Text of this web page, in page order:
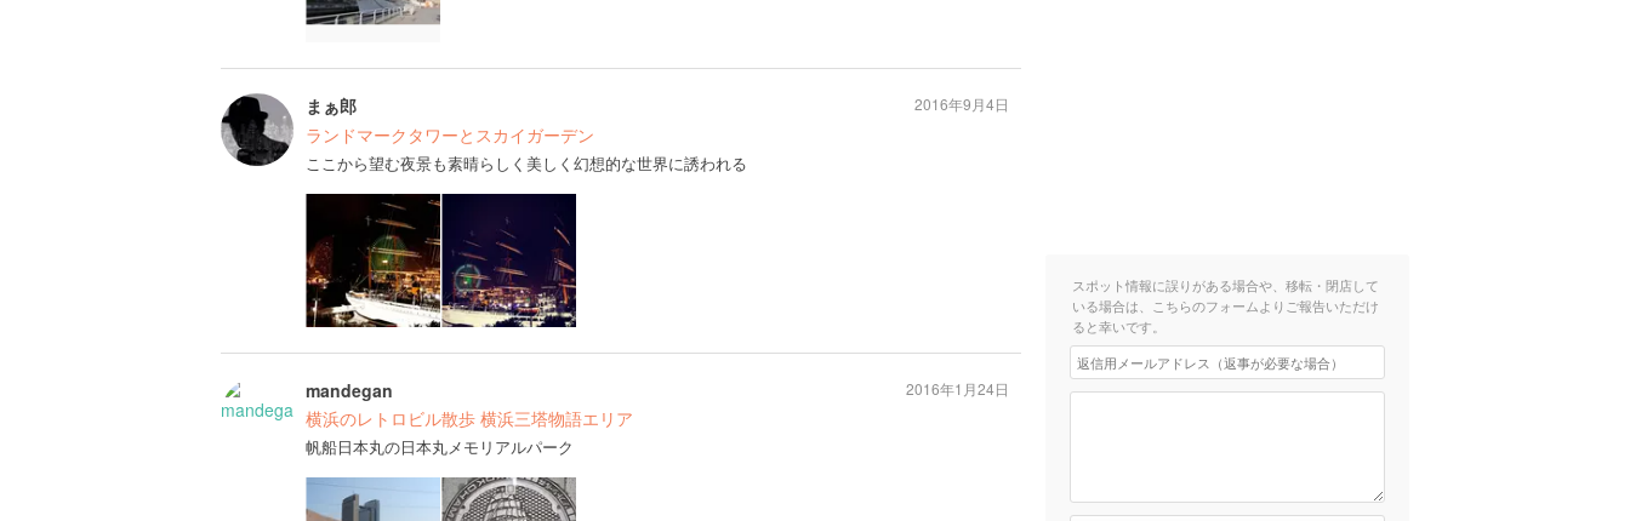
まぁ郎
ランドマークタワーとスカイガーデン
ここから望む夜景も素晴らしく美しく幻想的な世界に誘われる
2016年9月4日
mandegan
横浜のレトロビル散歩 横浜三塔物語エリア
帆船日本丸の日本丸メモリアルパーク
2016年1月24日
スポット情報に誤りがある場合や、移転・閉店して
いる場合は、こちらのフォームよりご報告いただけ
ると幸いです。